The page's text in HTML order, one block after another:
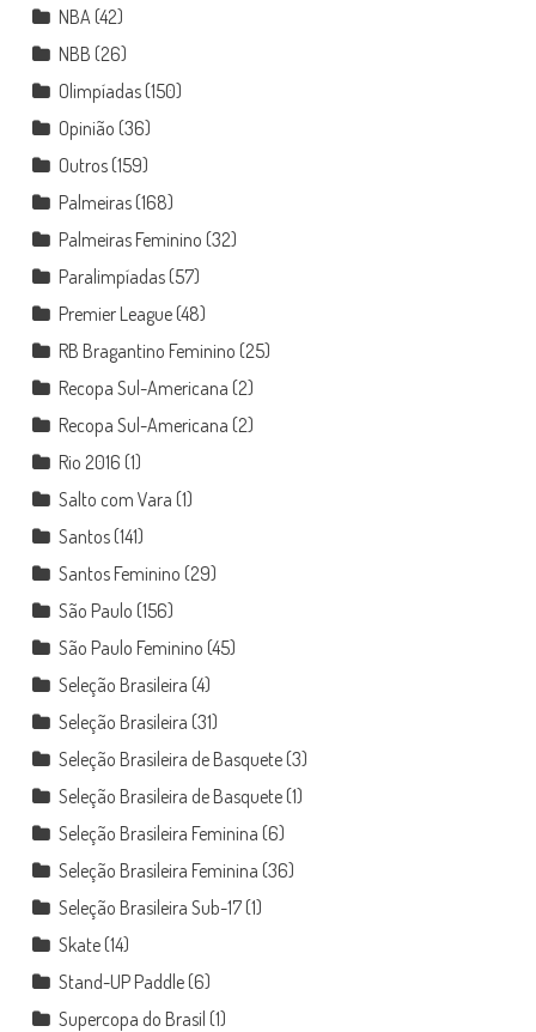
NBA (42)
NBB (26)
Olimpíadas(150)
Opinião (36)
Outros(159)
Palmeiras(168)
Palmeiras Feminino (32)
Paralimpíadas(57)
Premier League(48)
RB Bragantino Feminino (25)
Recopa Sul-Americana (2)
Recopa Sul-Americana (2)
Rio 2016 (1)
Salto com Vara (1)
Santos(141)
Santos Feminino (29)
São Paulo (156)
São Paulo Feminino (45)
Seleção Brasileira (4)
Seleção Brasileira (31)
Seleção Brasileira de Basquete(3)
Seleção Brasileira de Basquete(1)
Seleção Brasileira Feminina (6)
Seleção Brasileira Feminina (36)
Seleção Brasileira Sub-17(1)
Skate(14)
Stand-UP Paddle(6)
Supercopa do Brasil (1)